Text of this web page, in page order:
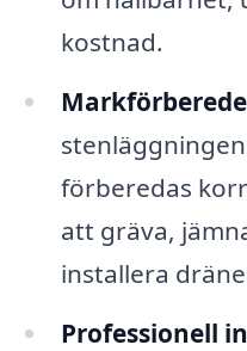
kostnad.
förberedas
att gräva,
installera
Professionell